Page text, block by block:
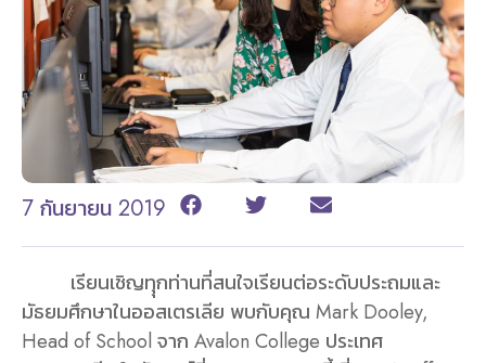
7 กันยายน 2019
เรียนเชิญทุุกท่านที่สนใจเรียนต่อระดับประถมและ
มัธยมศึกษาในออสเตรเลีย พบกับคุณ Mark Dooley,
Head of School จาก Avalon College ประเทศ